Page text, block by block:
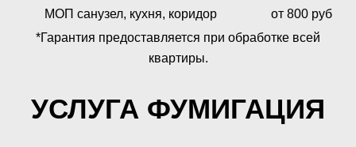
МОП санузел, кухня, коридор
от 800 руб
*Гарантия предоставляется при обработке всей
квартиры.
УСЛУГА ФУМИГАЦИЯ